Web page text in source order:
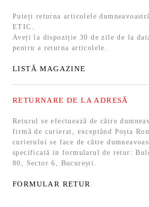
Puteți returna articolele
ETIC.
Aveți la dispoziție 30 de zile de la
pentru a returna articolele.
LISTĂ MAGAZINE
RETURNARE DE LA ADRESĂ
Returul se efectuează de către
firmă de curierat, exceptând Poșta
curierului se face de către
specificată in formularul de retur:
80, Sector 6, București.
FORMULAR RETUR